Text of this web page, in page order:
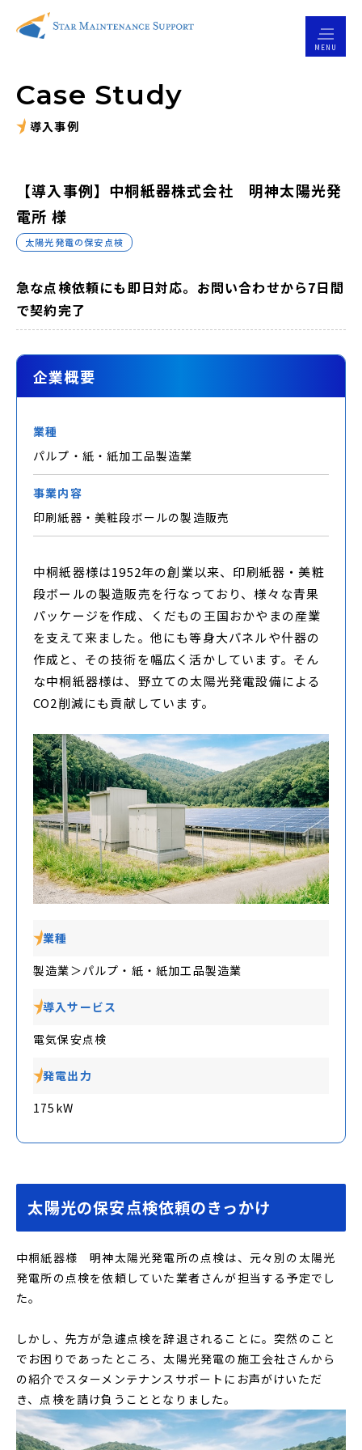
MENU
Case Study
導入事例
【導入事例】中桐紙器株式会社 明神太陽光発
電所 様
太陽光発電の保安点検
急な点検依頼にも即日対応。お問い合わせから7日間
で契約完了
企業概要
業種
パルプ・紙・紙加工品製造業
事業内容
印刷紙器・美粧段ボールの製造販売
中桐紙器様は1952年の創業以来、印刷紙器・美粧
段ボールの製造販売を行なっており、様々な青果
パッケージを作成、くだもの王国おかやまの産業
を支えて来ました。他にも等身大パネルや什器の
作成と、その技術を幅広く活かしています。そん
な中桐紙器様は、野立ての太陽光発電設備による
CO2削減にも貢献しています。
業種
製造業＞パルプ・紙・紙加工品製造業
導入サービス
電気保安点検
発電出力
175kW
太陽光の保安点検依頼のきっかけ
中桐紙器様 明神太陽光発電所の点検は、元々別の太陽光
発電所の点検を依頼していた業者さんが担当する予定でし
た。
しかし、先方が急遽点検を辞退されることに。突然のこと
でお困りであったところ、太陽光発電の施工会社さんから
の紹介でスターメンテナンスサポートにお声がけいただ
き、点検を請け負うこととなりました。